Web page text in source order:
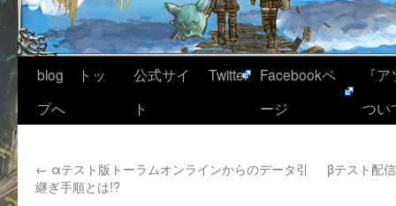
blog トッ
プへ
公式サイ
ト
Twitter
Facebookペ
ージ
『
つい
← αテスト版トーラムオンラインからのデータ引
継ぎ手順とは!?
βテスト配